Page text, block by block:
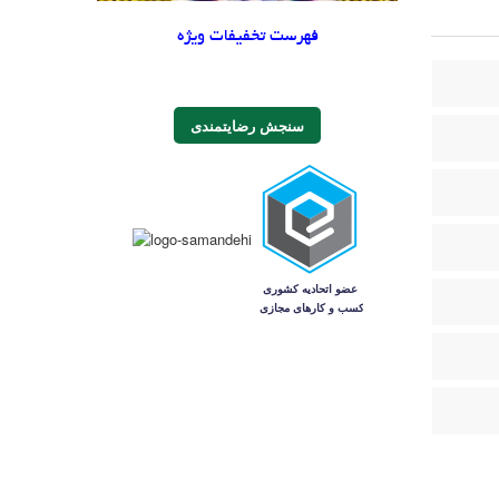
فهرست تخفیفات ویژه
سنجش رضایتمندی